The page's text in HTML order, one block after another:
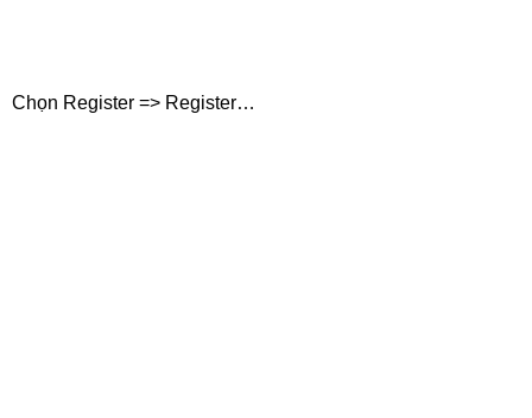
Chọn Register => Register…